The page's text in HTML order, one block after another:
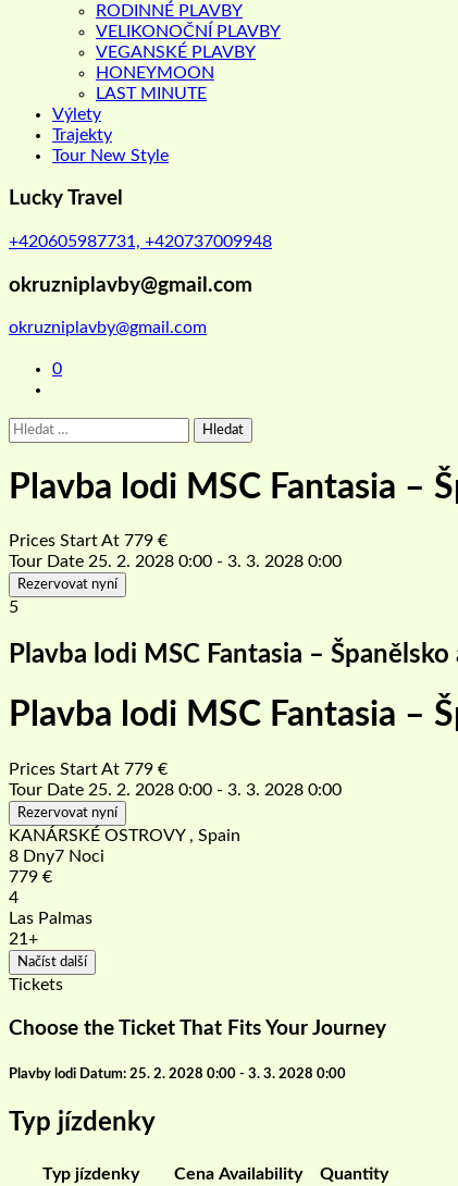
RODINNÉ PLAVBY
VELIKONOČNÍ PLAVBY
VEGANSKÉ PLAVBY
HONEYMOON
LAST MINUTE
Výlety
Trajekty
Tour New Style
Lucky Travel
+420605987731, +420737009948
okruzniplavby@gmail.com
okruzniplavby@gmail.com
0
Vyhledávání
Plavba lodi MSC Fantasia –
Prices Start At 779 €
Tour Date 25. 2. 2028 0:00 - 3. 3. 2028 0:00
Rezervovat nyní
5
Plavba lodi MSC Fantasia –
Plavba lodi MSC Fantasia –
Prices Start At 779 €
Tour Date 25. 2. 2028 0:00 - 3. 3. 2028 0:00
Rezervovat nyní
KANÁRSKÉ OSTROVY , Spain
8 Dny7 Noci
779 €
4
Las Palmas
21+
Načíst další
Tickets
Choose the Ticket That Fits Your Journey
Plavby lodi Datum: 25. 2. 2028 0:00 - 3. 3. 2028 0:00
Typ jízdenky
Typ jízdenky Cena Availability Quantity